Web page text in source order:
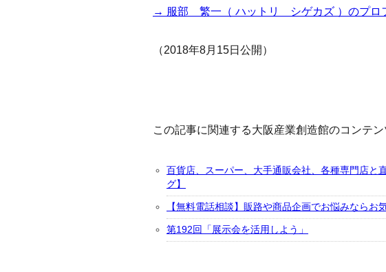
→ 服部 繁一（ ハットリ シゲカズ ）のプロ
（2018年8月15日公開）
この記事に関連する大阪産業創造館のコンテン
百貨店、スーパー、大手通販会社、各種専門店と
グ】
【無料電話相談】販路や商品企画でお悩みならお
第192回「展示会を活用しよう」